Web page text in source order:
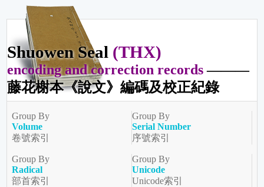
Shuowen Seal (THX)
encoding and correction records ———
藤花榭本《說文》編碼及校正紀錄
Group By
Volume
卷號索引
Group By
Serial Number
序號索引
Group By
Radical
部首索引
Group By
Unicode
Unicode索引